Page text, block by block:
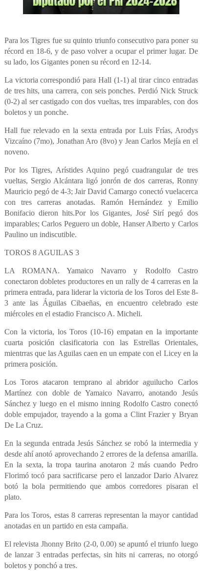
Para los Tigres fue su quinto triunfo consecutivo para poner su
récord en 18-6, y de paso volver a ocupar el primer lugar. De
su lado, los Gigantes ponen su récord en 12-14.
La victoria correspondió para Hall (1-1) al tirar cinco entradas
de tres hits, una carrera, con seis ponches. Perdió Nick Struck
(0-2) al ser castigado con dos vueltas, tres imparables, con dos
boletos y un ponche.
Hall fue relevado en la sexta entrada por Luis Frías, Arodys
Vizcaíno (7mo), Jonathan Aro (8vo) y Jean Carlos Mejía en el
noveno.
Por los Tigres, Arístides Aquino pegó cuadrangular de tres
vueltas, Sergio Alcántara ligó jonrón de dos carreras, Ronny
Mauricio pegó de 4-3; Jair David Camargo conectó vuelacerca
con tres carreras anotadas. Ramón Hernández y Emilio
Bonifacio dieron hits.Por los Gigantes, José Sirí pegó dos
imparables; Carlos Peguero un doble, Hanser Alberto y Carlos
Paulino un indiscutible.
TOROS 8 AGUILAS 3
LA ROMANA. Yamaico Navarro y Rodolfo Castro
conectaron dobletes productores en un rally de 4 carreras en la
primera entrada, para liderar la victoria de los Toros del Este 8-
3 ante las Águilas Cibaeñas, en encuentro celebrado este
miércoles en el estadio Francisco A. Micheli.
Con la victoria, los Toros (10-16) empatan en la importante
cuarta posición clasificatoria con las Estrellas Orientales,
mientrras que las Aguilas caen en un empate con el Licey en la
primera posición.
Los Toros atacaron temprano al abridor aguilucho Carlos
Martínez con doble de Yamaico Navarro, anotando Jesús
Sánchez y luego en el mismo inning Rodolfo Castro conectó
doble empujador, trayendo a la goma a Clint Frazier y Bryan
De La Cruz.
En la segunda entrada Jesús Sánchez se robó la intermedia y
desde ahí anotó aprovechando 2 errores de la defensa amarilla.
En la sexta, la tropa taurina anotaron 2 más cuando Pedro
Florimó tocó para sacrificarse pero el lanzador Dario Alvarez
botó la bola permitiendo que ambos corredores pisaran el
plato.
Para los Toros, estas 8 carreras representan la mayor cantidad
anotadas en un partido en esta campaña.
El relevista Jhonny Brito (2-0, 0.00) se apuntó el triunfo luego
de lanzar 3 entradas perfectas, sin hits ni carreras, no otorgó
boletos y ponchó a tres.